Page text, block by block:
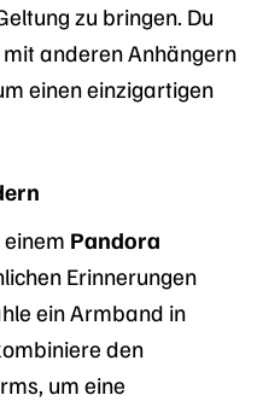
zu bringen. Du
anderen Anhängern
einen einzigartigen
Pandora
Erinnerungen
ein Armband in
den
um eine